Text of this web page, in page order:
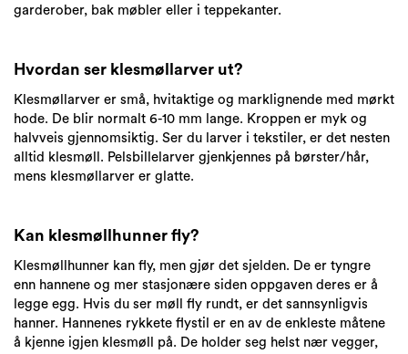
garderober, bak møbler eller i teppekanter.
Hvordan ser klesmøllarver ut?
Klesmøllarver er små, hvitaktige og marklignende med mørkt
hode. De blir normalt 6-10 mm lange. Kroppen er myk og
halvveis gjennomsiktig. Ser du larver i tekstiler, er det nesten
alltid klesmøll. Pelsbillelarver gjenkjennes på børster/hår,
mens klesmøllarver er glatte.
Kan klesmøllhunner fly?
Klesmøllhunner kan fly, men gjør det sjelden. De er tyngre
enn hannene og mer stasjonære siden oppgaven deres er å
legge egg. Hvis du ser møll fly rundt, er det sannsynligvis
hanner. Hannenes rykkete flystil er en av de enkleste måtene
å kjenne igjen klesmøll på. De holder seg helst nær vegger,